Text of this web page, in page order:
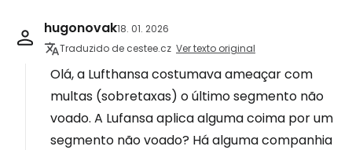
hugonovak18. 01. 2026
Traduzido de cestee.cz Ver texto original
Olá, a Lufthansa costumava ameaçar com
multas (sobretaxas) o último segmento não
voado. A Lufansa aplica alguma coima por um
segmento não voado? Há alguma companhia